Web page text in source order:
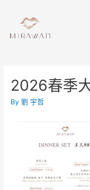
2026春季
By劉 宇哲